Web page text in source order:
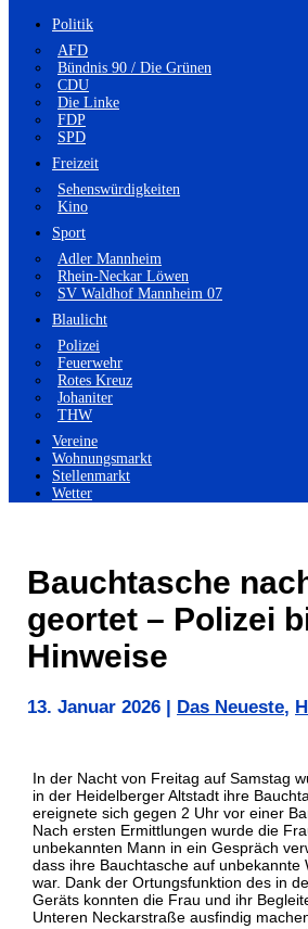
Politik
AFD
Bündnis 90 / Die Grünen
CDU
Die Linke
FDP
SPD
Freizeit
Sehenswürdigkeiten
Kino
Sport
Adler Mannheim
Rhein-Neckar Löwen
SV Waldhof Mannheim 07
Blaulicht
Polizei
Feuerwehr
Rotes Kreuz
Johaniter
THW
Vereine
Wohnungsmarkt
Stellenmarkt
Wetter
Bauchtasche
geortet – Polizei
Hinweise
13. Januar 2026 Das Neueste,
In der Nacht von Freitag auf Samstag
in der Heidelberger Altstadt ihre
ereignete sich gegen 2 Uhr vor einer
Nach ersten Ermittlungen wurde die
unbekannten Mann in ein Gespräch
dass ihre Bauchtasche auf unbekannte
war. Dank der Ortungsfunktion des in
Geräts konnten die Frau und ihr
Unteren Neckarstraße ausfindig